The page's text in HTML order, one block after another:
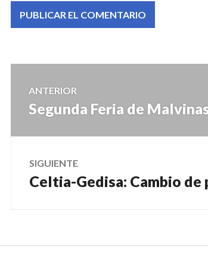
Navegación
de
ANTERIOR
Entrada
Segunda Feria de
SIGUIENTE
Entrada
Celtia-Gedisa: Cambio